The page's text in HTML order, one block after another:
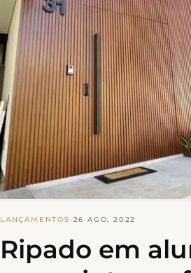
LANÇAMENTOS· 26 AGO, 2022
Ripado em